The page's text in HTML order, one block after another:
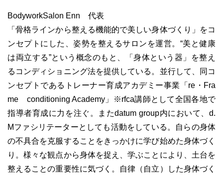
BodyworkSalon Enn 代表
「骨格ラインから整える機能的で美しい身体づくり」をコ
ンセプトにした、姿勢を整えるサロンを運営。“美と健康
は両立する”という概念のもと、「身体という器」を整え
るコンディショニング法を提供している。並行して、同コ
ンセプトであるトレーナー育成アカデミー事業「re・Fra
me conditioning Academy」※rfca講師として全国各地で
指導者育成に力を注ぐ。またdatum group内において、d.
Mファシリテーターとしても活動をしている。自らの身体
の不具合を克服することをきっかけに学び始めた身体づく
り。様々な観点から身体を捉え、学ぶことにより、土台を
整えることの重要性に気づく。自律（自立）した身体づく